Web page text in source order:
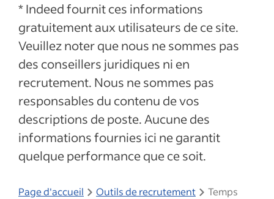
* Indeed fournit ces informations
gratuitement aux utilisateurs de ce site.
Veuillez noter que nous ne sommes pas
des conseillers juridiques ni en
recrutement. Nous ne sommes pas
responsables du contenu de vos
descriptions de poste. Aucune des
informations fournies ici ne garantit
quelque performance que ce soit.
Page d'accueil Outils de recrutement
Temps